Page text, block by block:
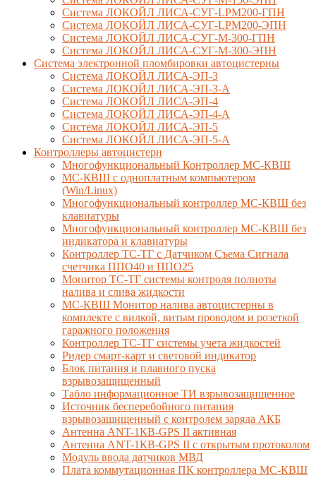
Система ЛОКОЙЛ ЛИСА-СУГ-LPM200-ГПН
Система ЛОКОЙЛ ЛИСА-СУГ-LPM200-ЭПН
Система ЛОКОЙЛ ЛИСА-СУГ-М-300-ГПН
Система ЛОКОЙЛ ЛИСА-СУГ-М-300-ЭПН
Система электронной пломбировки автоцистерны
Система ЛОКОЙЛ ЛИСА-ЭП-3
Система ЛОКОЙЛ ЛИСА-ЭП-3-А
Система ЛОКОЙЛ ЛИСА-ЭП-4
Система ЛОКОЙЛ ЛИСА-ЭП-4-А
Система ЛОКОЙЛ ЛИСА-ЭП-5
Система ЛОКОЙЛ ЛИСА-ЭП-5-А
Контроллеры автоцистерн
Многофункциональный Контроллер МС-КВШ
МС-КВШ с одноплатным компьютером
(Win/Linux)
Многофункциональный контроллер МС-КВШ без
клавиатуры
Многофункциональный контроллер МС-КВШ без
индикатора и клавиатуры
Контроллер ТС-ТГ с Датчиком Съема Сигнала
счетчика ППО40 и ППО25
Монитор ТС-ТГ системы контроля полноты
налива и слива жидкости
МС-КВШ Монитор налива автоцистерны в
комплекте с вилкой, витым проводом и розеткой
гаражного положения
Контроллер ТС-ТГ системы учета жидкостей
Ридер смарт-карт и световой индикатор
Блок питания и плавного пуска
взрывозащищенный
Табло информационное ТИ взрывозащищенное
Источник бесперебойного питания
взрывозащищенный с контролем заряда АКБ
Антенна ANT-1КВ-GPS II активная
Антенна ANT-1КВ-GPS II с открытым протоколом
Модуль ввода датчиков МВД
Плата коммутационная ПК контроллера МС-КВШ